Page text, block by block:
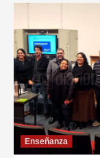
Enseñanza